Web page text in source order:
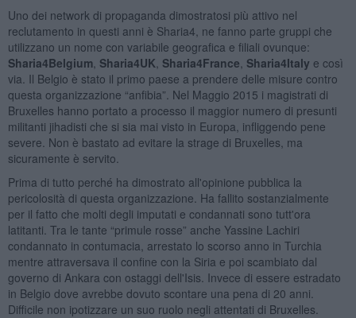
Uno dei network di propaganda dimostratosi più attivo nel
reclutamento in questi anni è Sharia4, ne fanno parte gruppi che
utilizzano un nome con variabile geografica e filiali ovunque:
Sharia4Belgium, Sharia4UK Sharia4France Sharia4Italy e così
via. Il Belgio è stato il primo paese a prendere delle misure contro
questa organizzazione “anfibia”. Nel Maggio 2015 i magistrati di
Bruxelles hanno portato a processo il maggior numero di presunti
militanti jihadisti che si sia mai visto in Europa, infliggendo pene
severe. Non è bastato ad evitare la strage di Bruxelles, ma
sicuramente è servito.
Prima di tutto perché ha dimostrato all'opinione pubblica la
pericolosità di questa organizzazione. Ha fallito sostanzialmente
per il fatto che molti degli imputati e condannati sono tutt'ora
latitanti. Tra le tante “primule rosse” anche Yassine Lachiri
condannato in contumacia, arrestato lo scorso anno in Turchia
mentre attraversava il confine con la Siria e poi scambiato dal
governo di Ankara con ostaggi dell'Isis. Invece di essere estradato
in Belgio dove avrebbe dovuto scontare una pena di 20 anni.
Difficile non ipotizzare un suo ruolo negli attentati di Bruxelles.